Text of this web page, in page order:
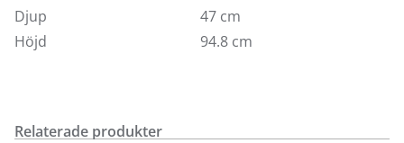
Djup
47 cm
Höjd
94.8 cm
Relaterade produkter
Finns i fler val (3)